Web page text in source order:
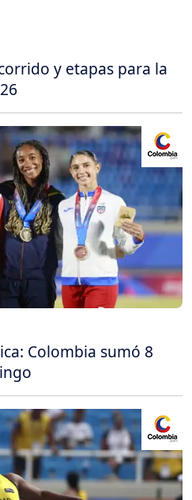
y etapas para la
Colombia sumó 8